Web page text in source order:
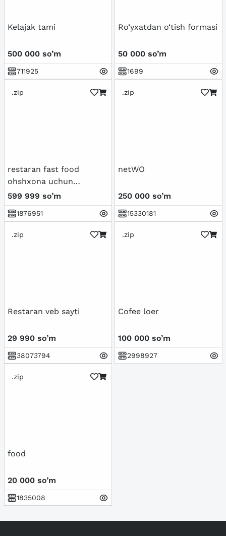
Kelajak tami
500 000 so’m
711925
Ro‘yxatdan o‘tish formasi
50 000 so’m
1699
.zip
restaran fast food
ohshxona uchun
avtamatlashtirish
boshqaruv tizimi
599 999 so’m
1876951
.zip
netWO
250 000 so’m
15330181
.zip
Restaran veb sayti
29 990 so’m
38073794
.zip
Cofee loer
100 000 so’m
2998927
.zip
food
20 000 so’m
1835008